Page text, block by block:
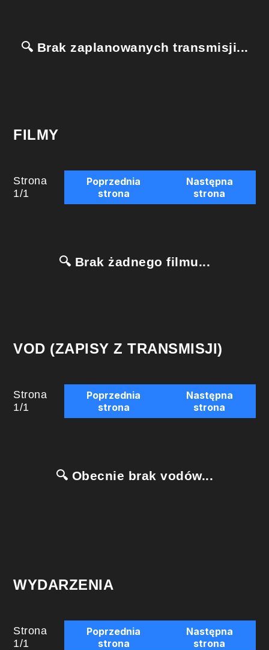
🔍 Brak zaplanowanych transmisji...
FILMY
Strona
1/1
Poprzednia
strona
Następna
strona
🔍 Brak żadnego filmu...
VOD (ZAPISY Z TRANSMISJI)
Strona
1/1
Poprzednia
strona
Następna
strona
🔍 Obecnie brak vodów...
WYDARZENIA
Strona
1/1
Poprzednia
strona
Następna
strona